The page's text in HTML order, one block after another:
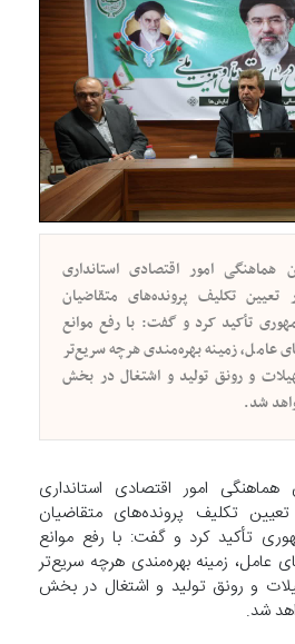
امور اقتصادی استانداری
تکلیف پرونده‌های متقاضیان
تأکید کرد و گفت: با رفع موانع
عامل، زمینه بهره‌مندی هرچه سریع‌تر
و رونق تولید و اشتغال در بخش
شد.
امور اقتصادی استانداری
تکلیف پرونده‌های متقاضیان
تأکید کرد و گفت: با رفع موانع
زمینه بهره‌مندی هرچه سریع‌تر
و رونق تولید و اشتغال در بخش
شد.